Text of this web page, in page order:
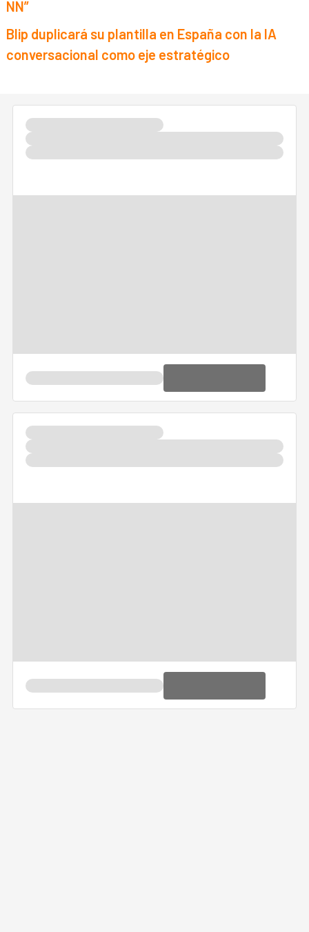
NN”
Blip duplicará su plantilla en España con la IA
conversacional como eje estratégico